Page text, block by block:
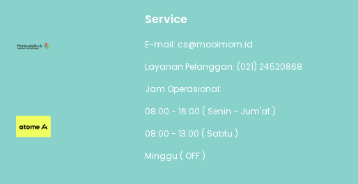
Service
E-mail: cs@mooimom.id
Layanan Pelanggan: (021) 24520868
Jam Operasional:
08:00 - 16:00 ( Senin - Jum'at )
08:00 - 13:00 ( Sabtu )
Minggu ( OFF )